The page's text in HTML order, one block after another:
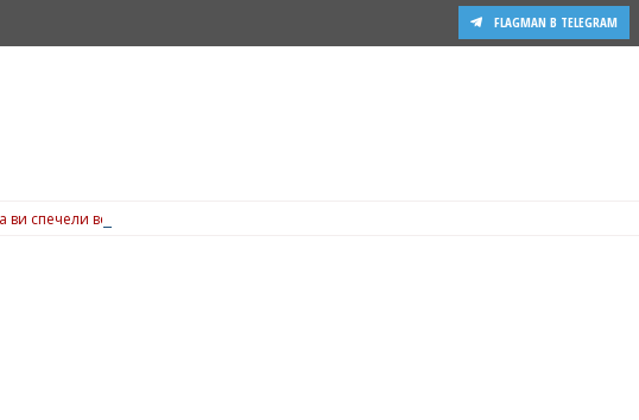
FLAGMAN В TELEGRAM
спечели вечеря за 200 евро в Dock 5, вижте подробности